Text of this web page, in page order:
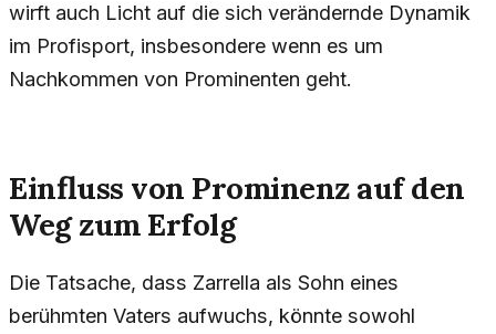
wirft auch Licht auf die sich verändernde Dynamik
im Profisport, insbesondere wenn es um
Nachkommen von Prominenten geht.
Einfluss von Prominenz auf den
Weg zum Erfolg
Die Tatsache, dass Zarrella als Sohn eines
berühmten Vaters aufwuchs, könnte sowohl